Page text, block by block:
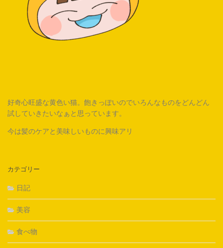
好奇心旺盛な黄色い猫。飽きっぽいのでいろんなものをどんどん
試していきたいなぁと思っています。
今は髪のケアと美味しいものに興味アリ
カテゴリー
日記
美容
食べ物